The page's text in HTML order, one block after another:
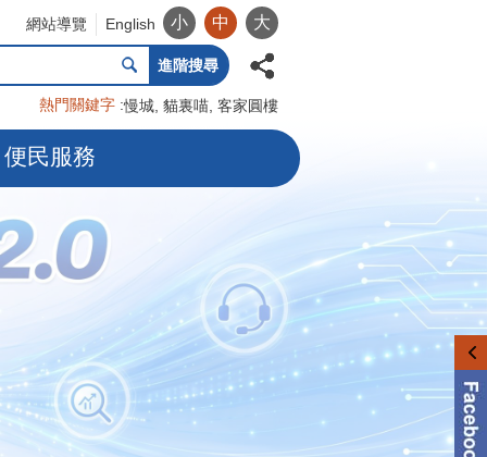
網站導覽 English 小 中 大
進階搜尋
熱門關鍵字 慢城 貓裏喵 客家圓樓
便民服務